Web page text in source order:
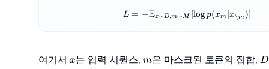
L = -
\mathbb{E}_{x
| x_{\setminus
m})]
L = −Ex∼D,m∼M [logp(xm ∣x∖m )]
여기서 x
x는 입력 시퀀스, m
m은 마스크된 토큰의 집합, D
D